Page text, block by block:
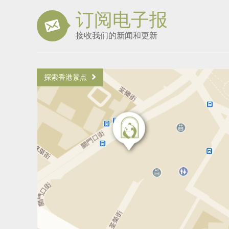
订阅电子报
接收我们的新闻和更新
探索香港景点